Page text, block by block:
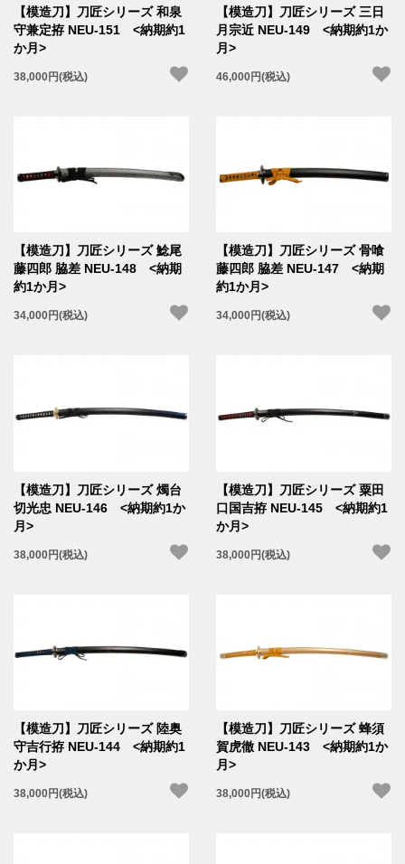
【模造刀】刀匠シリーズ 和泉
守兼定拵 NEU-151 <納期約1
か月>
38,000円(税込)
【模造刀】刀匠シリーズ 三日
月宗近 NEU-149 <納期約1か
月>
46,000円(税込)
【模造刀】刀匠シリーズ 鯰尾
藤四郎 脇差 NEU-148 <納期
約1か月>
34,000円(税込)
【模造刀】刀匠シリーズ 骨喰
藤四郎 脇差 NEU-147 <納期
約1か月>
34,000円(税込)
【模造刀】刀匠シリーズ 燭台
切光忠 NEU-146 <納期約1か
月>
38,000円(税込)
【模造刀】刀匠シリーズ 粟田
口国吉拵 NEU-145 <納期約1
か月>
38,000円(税込)
【模造刀】刀匠シリーズ 陸奥
守吉行拵 NEU-144 <納期約1
か月>
38,000円(税込)
【模造刀】刀匠シリーズ 蜂須
賀虎徹 NEU-143 <納期約1か
月>
38,000円(税込)